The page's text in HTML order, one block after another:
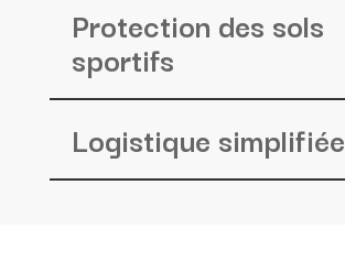
Protection des sols
sportifs
Logistique simplifiée